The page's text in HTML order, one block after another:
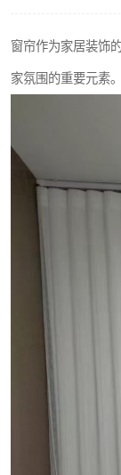
窗帘作为家居装饰
家氛围的重要元素。